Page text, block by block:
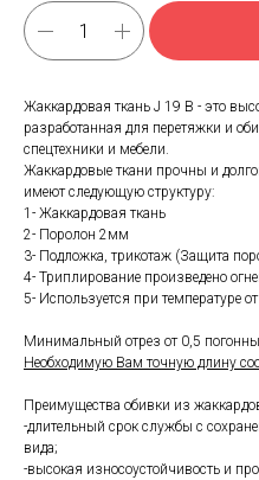
Жаккардовая ткань J 19 B - это
разработанная для перетяжки и
спецтехники и мебели.
Жаккардовые ткани прочны и
имеют следующую структуру:
1- Жаккардовая ткань
2- Поролон 2мм
3- Подложка, трикотаж (Защита
4- Триплирование произведено
5- Используется при температуре
Минимальный отрез от 0,5
Необходимую Вам точную длину
Преимущества обивки из
-длительный срок службы с
вида;
-высокая износоустойчивость и